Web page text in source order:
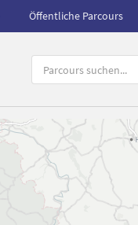
Öffentliche Parcours